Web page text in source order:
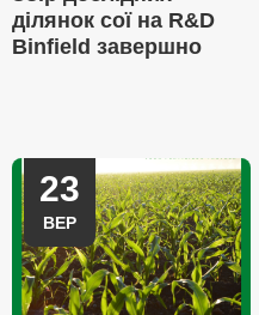
ділянок сої на R&D
Binfield завершно
23
ВЕР